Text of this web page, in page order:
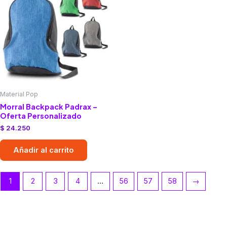
Material Pop
Morral Backpack Padrax –
Oferta Personalizado
$ 24.250
Añadir al carrito
1 2 3 4 … 56 57 58 →